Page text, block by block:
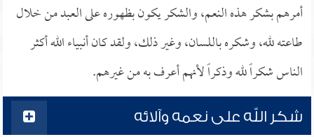
أمرهم بشكر هذه النعم، والشكر يكون بظهوره على العبد من خلال
طاعته لله، وشكره باللسان، وغير ذلك، ولقد كان أنبياء الله أكثر
الناس شكراً لله وذكراً لأنهم أعرف به من غيرهم.
شكر الله على نعمه وآلائه